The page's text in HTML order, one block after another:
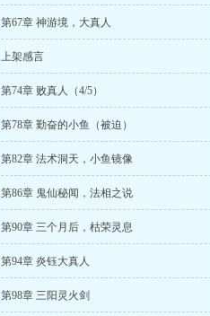
第67章 神游境，大真人
上架感言
第74章 败真人（4/5）
第78章 勤奋的小鱼（被迫）
第82章 法术洞天，小鱼镜像
第86章 鬼仙秘闻，法相之说
第90章 三个月后，枯荣灵息
第94章 炎钰大真人
第98章 三阳灵火剑